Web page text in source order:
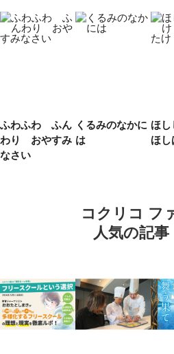
ふわふわ ふん
わり おやすみ
なさい
くるみのなかに
は
ほ
ほ
コクリコ フ
人気の記